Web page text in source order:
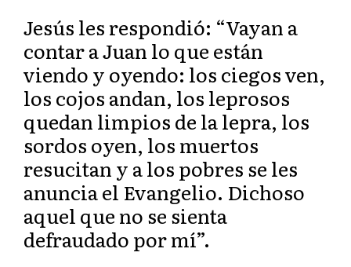
Jesús les respondió: “Vayan a
contar a Juan lo que están
viendo y oyendo: los ciegos ven,
los cojos andan, los leprosos
quedan limpios de la lepra, los
sordos oyen, los muertos
resucitan y a los pobres se les
anuncia el Evangelio. Dichoso
aquel que no se sienta
defraudado por mí”.